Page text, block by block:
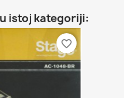
istoj kategoriji:
favorite_border